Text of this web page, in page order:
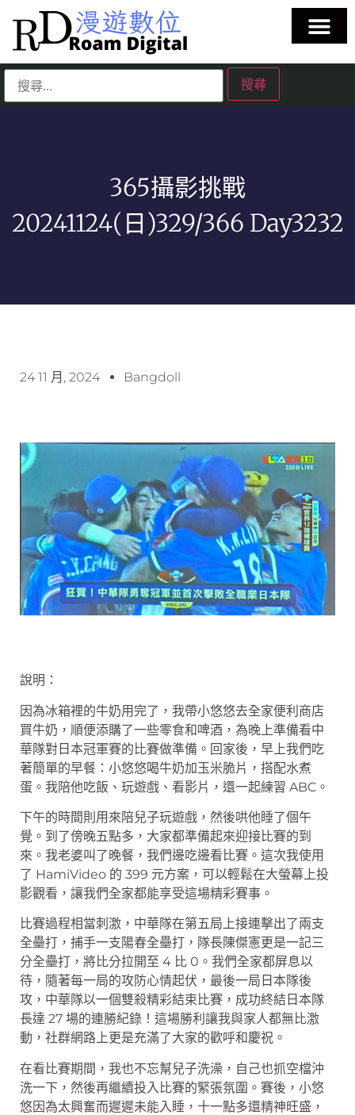
365攝影挑戰
20241124(日)329/366 Day3232
24 11 月, 2024 Bangdoll
說明：
因為冰箱裡的牛奶用完了，我帶小悠悠去全家便利商店
買牛奶，順便添購了一些零食和啤酒，為晚上準備看中
華隊對日本冠軍賽的比賽做準備。回家後，早上我們吃
著簡單的早餐：小悠悠喝牛奶加玉米脆片，搭配水煮
蛋。我陪他吃飯、玩遊戲、看影片，還一起練習 ABC。
下午的時間則用來陪兒子玩遊戲，然後哄他睡了個午
覺。到了傍晚五點多，大家都準備起來迎接比賽的到
來。我老婆叫了晚餐，我們邊吃邊看比賽。這次我使用
了 HamiVideo 的 399 元方案，可以輕鬆在大螢幕上投
影觀看，讓我們全家都能享受這場精彩賽事。
比賽過程相當刺激，中華隊在第五局上接連擊出了兩支
全壘打，捕手一支陽春全壘打，隊長陳傑憲更是一記三
分全壘打，將比分拉開至 4 比 0。我們全家都屏息以
待，隨著每一局的攻防心情起伏，最後一局日本隊後
攻，中華隊以一個雙殺精彩結束比賽，成功終結日本隊
長達 27 場的連勝紀錄！這場勝利讓我與家人都無比激
動，社群網路上更是充滿了大家的歡呼和慶祝。
在看比賽期間，我也不忘幫兒子洗澡，自己也抓空檔沖
洗一下，然後再繼續投入比賽的緊張氛圍。賽後，小悠
悠因為太興奮而遲遲未能入睡，十一點多還精神旺盛，